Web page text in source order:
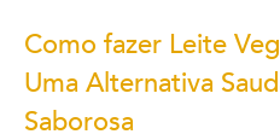
Como fazer Leite
Uma Alternativa
Saborosa